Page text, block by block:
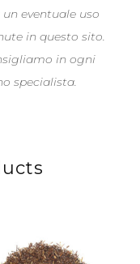
eventuale uso
in questo sito.
in ogni
specialista.